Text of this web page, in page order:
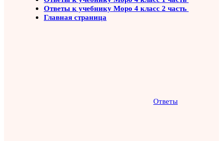
Ответы к учебнику Моро 4 класс 2 часть
Главная страница
Ответы